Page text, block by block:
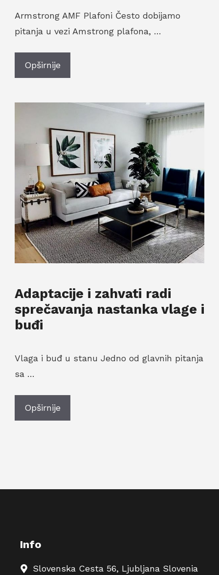
Armstrong AMF Plafoni Često dobijamo
pitanja u vezi Amstrong plafona, …
Opširnije
Adaptacije i zahvati radi
sprečavanja nastanka vlage i
buđi
Vlaga i buđ u stanu Jedno od glavnih pitanja
sa …
Opširnije
Info
Slovenska Cesta 56, Ljubljana Slovenia